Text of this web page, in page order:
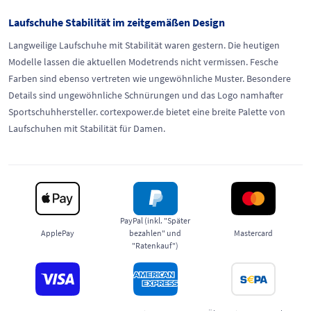
Laufschuhe Stabilität im zeitgemäßen Design
Langweilige Laufschuhe mit Stabilität waren gestern. Die heutigen
Modelle lassen die aktuellen Modetrends nicht vermissen. Fesche
Farben sind ebenso vertreten wie ungewöhnliche Muster. Besondere
Details sind ungewöhnliche Schnürungen und das Logo namhafter
Sportschuhhersteller. cortexpower.de bietet eine breite Palette von
Laufschuhen mit Stabilität für Damen.
ApplePay
PayPal (inkl. "Später
bezahlen" und
"Ratenkauf")
Mastercard